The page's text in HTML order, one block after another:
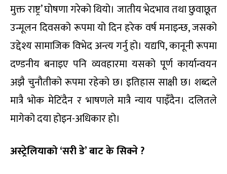
मुक्त राष्ट्र’ घोषणा गरेको थियो। जातीय भेदभाव तथा छुवाछूत
उन्मूलन दिवसको रूपमा यो दिन हरेक वर्ष मनाइन्छ, जसको
उद्देश्य सामाजिक विभेद अन्त्य गर्नु हो। यद्यपि, कानूनी रूपमा
दण्डनीय बनाइए पनि व्यवहारमा यसको पूर्ण कार्यान्वयन
अझै चुनौतीको रूपमा रहेको छ। इतिहास साक्षी छ। शब्दले
मात्रै भोक मेटिंदैन र भाषणले मात्रै न्याय पाइँदैन। दलितले
मागेको दया होइन-अधिकार हो।
अस्ट्रेलियाको ‘सरी डे’ बाट के सिक्ने?